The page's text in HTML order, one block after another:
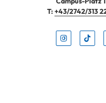
T:+43/2742/313